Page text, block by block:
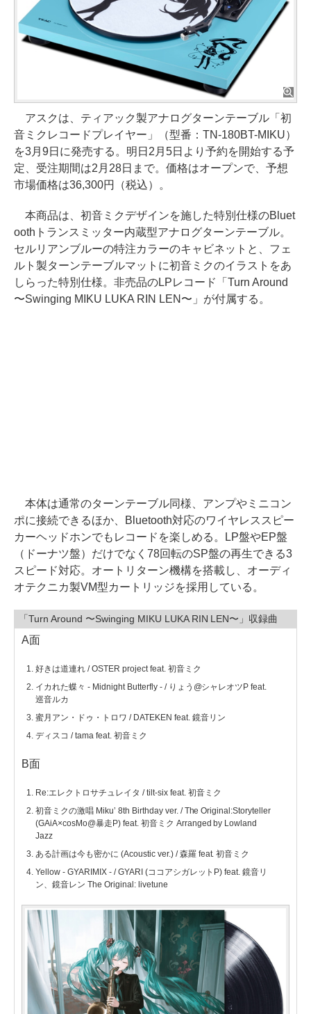
アスクは、ティアック製アナログターンテーブル「初
音ミクレコードプレイヤー」（型番：TN-180BT-MIKU）
を3月9日に発売する。明日2月5日より予約を開始する予
定、受注期間は2月28日まで。価格はオープンで、予想
市場価格は36,300円（税込）。
本商品は、初音ミクデザインを施した特別仕様のBluet
oothトランスミッター内蔵型アナログターンテーブル。
セルリアンブルーの特注カラーのキャビネットと、フェ
ルト製ターンテーブルマットに初音ミクのイラストをあ
しらった特別仕様。非売品のLPレコード「Turn Around
〜Swinging MIKU LUKA RIN LEN〜」が付属する。
本体は通常のターンテーブル同様、アンプやミニコン
ポに接続できるほか、Bluetooth対応のワイヤレススピー
カーヘッドホンでもレコードを楽しめる。LP盤やEP盤
（ドーナツ盤）だけでなく78回転のSP盤の再生できる3
スピード対応。オートリターン機構を搭載し、オーディ
オテクニカ製VM型カートリッジを採用している。
「Turn Around 〜Swinging MIKU LUKA RIN LEN〜」収録曲
A面
好きは道連れ / OSTER project feat. 初音ミク
イカれた蝶々 - Midnight Butterfly - / りょう@シャレオツP feat.
巡音ルカ
蜜月アン・ドゥ・トロワ / DATEKEN feat. 鏡音リン
ディスコ / tama feat. 初音ミク
B面
Re:エレクトロサチュレイタ / tilt-six feat. 初音ミク
初音ミクの激唱 Miku’ 8th Birthday ver. / The Original:Storyteller
(GAiA×cosMo@暴走P) feat. 初音ミク Arranged by Lowland
Jazz
ある計画は今も密かに (Acoustic ver.) / 森羅 feat. 初音ミク
Yellow - GYARIMIX - / GYARI (ココアシガレットP) feat. 鏡音リ
ン、鏡音レン The Original: livetune